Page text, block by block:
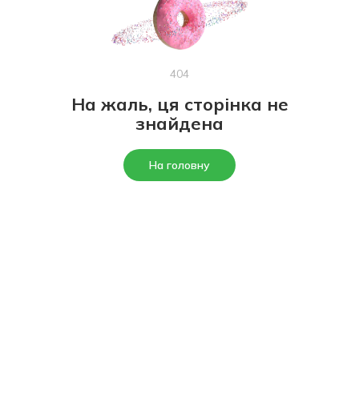
404
На жаль, ця сторінка не
знайдена
На головну